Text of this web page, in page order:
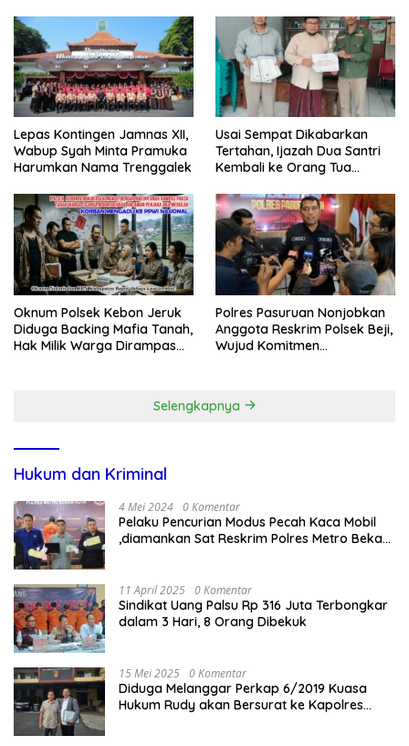
Disdagperin
Sholat Jumat
Lepas Kontingen Jamnas XII,
Wabup Syah Minta Pramuka
Harumkan Nama Trenggalek
Usai Sempat Dikabarkan
Tertahan, Ijazah Dua Santri
Kembali ke Orang Tua
Oknum Polsek Kebon Jeruk
Diduga Backing Mafia Tanah,
Hak Milik Warga Dirampas
Polres Pasuruan Nonjobkan
Anggota Reskrim Polsek Beji,
Wujud Komitmen
Selengkapnya
Hukum dan Kriminal
4 Mei 2024 0 Komentar
Pelaku Pencurian Modus Pecah Kaca Mobil
,diamankan Sat Reskrim Polres Metro Bekasi
11 April 2025 0 Komentar
Sindikat Uang Palsu Rp 316 Juta Terbongkar
dalam 3 Hari, 8 Orang Dibekuk
15 Mei 2025 0 Komentar
Diduga Melanggar Perkap 6/2019 Kuasa
Hukum Rudy akan Bersurat ke Kapolres